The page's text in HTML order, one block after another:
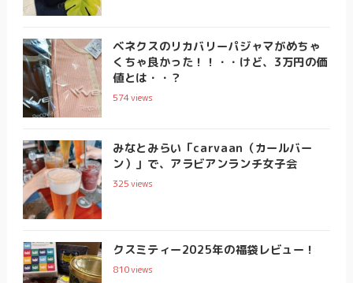
ベネクスのリカバリーパジャマがめちゃ
くちゃ良かった！！・・けど、3万円の価
値とは・・？
574views
みなとみらい「carvaan（カールバー
ン）」で、アラビアンランチ女子会
325views
クスミティー2025年の福袋レビュー！
810views